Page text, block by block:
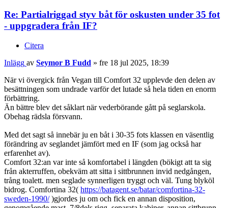
Re: Partialriggad styv båt för oskusten under 35 fot
- uppgradera från IF?
Citera
Inlägg av Seymor B Fudd » fre 18 jul 2025, 18:39
När vi övergick från Vegan till Comfort 32 upplevde den delen av
besättningen som undrade varför det lutade så hela tiden en enorm
förbättring.
Än bättre blev det såklart när vederbörande gått på seglarskola.
Obehag rädsla försvann.
Med det sagt så innebär ju en båt i 30-35 fots klassen en väsentlig
förändring av seglandet jämfört med en IF (som jag också har
erfarenhet av).
Comfort 32:an var inte så komfortabel i längden (bökigt att ta sig
från akterruffen, obekväm att sitta i sittbrunnen invid nedgången,
trång toalett. men seglade synnerligen tryggt och väl. Tung blyköl
bidrog. Comfortina 32( https://batagent.se/batar/comfortina-32-
sweden-1990/)gjordes ju om och fick en annan disposition,